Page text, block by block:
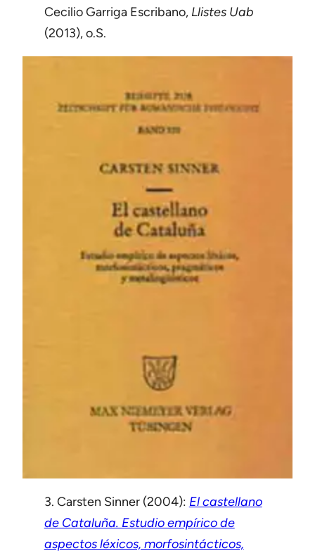
Cecilio Garriga Escribano, Llistes Uab
(2013), o.S.
3. Carsten Sinner (2004): El castellano
de Cataluña. Estudio empírico de
aspectos léxicos, morfosintácticos,